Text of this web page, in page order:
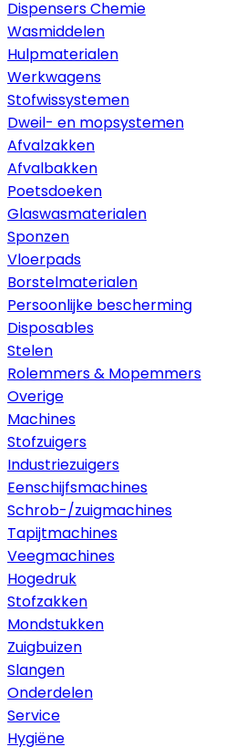
Dispensers Chemie
Wasmiddelen
Hulpmaterialen
Werkwagens
Stofwissystemen
Dweil- en mopsystemen
Afvalzakken
Afvalbakken
Poetsdoeken
Glaswasmaterialen
Sponzen
Vloerpads
Borstelmaterialen
Persoonlijke bescherming
Disposables
Stelen
Rolemmers & Mopemmers
Overige
Machines
Stofzuigers
Industriezuigers
Eenschijfsmachines
Schrob-/zuigmachines
Tapijtmachines
Veegmachines
Hogedruk
Stofzakken
Mondstukken
Zuigbuizen
Slangen
Onderdelen
Service
Hygiëne